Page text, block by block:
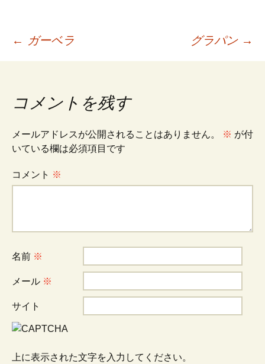
投
ナ
ビ
ゲ
ー
シ
ョ
ン
← ガーベラ グラパン →
コメントを残す
メールアドレスが公開されることはありません。 ※ が付
いている欄は必須項目です
コメント ※
名前 ※
メール ※
サイト
上に表示された文字を入力してください。